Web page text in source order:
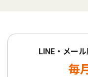
LINE・メー
毎